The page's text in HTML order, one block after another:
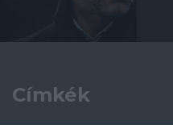
Címkék